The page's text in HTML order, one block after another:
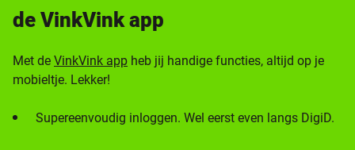
de VinkVink app
Met de VinkVink app heb jij handige functies, altijd op je
mobieltje. Lekker!
Supereenvoudig inloggen. Wel eerst even langs DigiD.